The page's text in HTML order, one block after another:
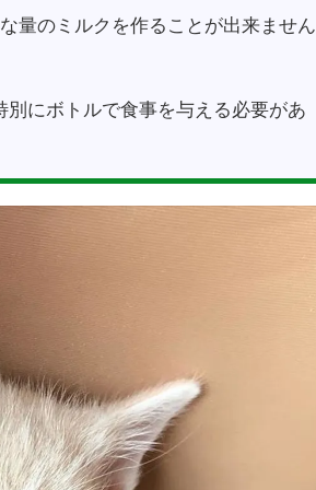
量のミルクを作ることが出来ません
にボトルで食事を与える必要があ